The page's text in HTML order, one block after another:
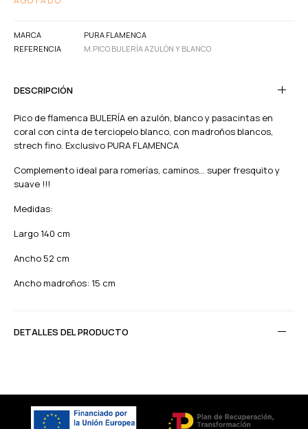
MARCA
PURA FLAMENCA
REFERENCIA
M.PICO BULERÍA AZULÓN Y BLANCO
DESCRIPCIÓN
Pico de flamenca BULERÍA en azulón, blanco y pasacintas en
coral con cinta de terciopelo blanco, con madroños blancos,
strech fino. Exclusivo PURA FLAMENCA
Complemento ideal para romerías, caminos... super fresquito y
suave !!!
Medidas:
Largo 140 cm
Ancho 52 cm
Ancho madroños: 15 cm
DETALLES DEL PRODUCTO